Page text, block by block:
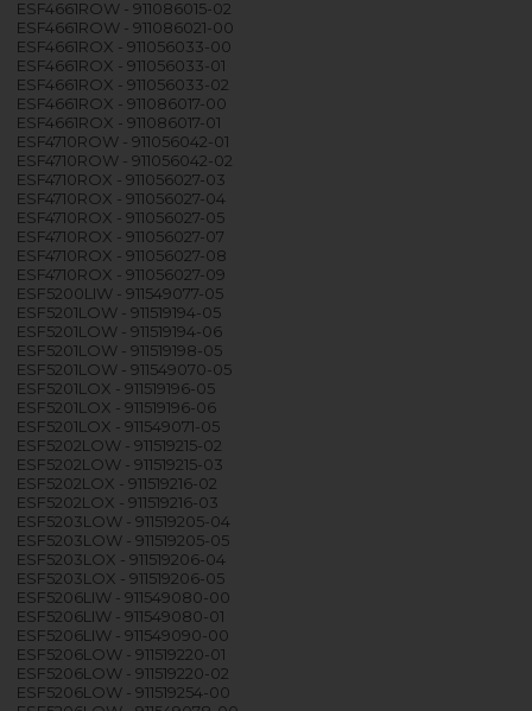
ESF4661ROW - 911086015-02
ESF4661ROW - 911086021-00
ESF4661ROX - 911056033-00
ESF4661ROX - 911056033-01
ESF4661ROX - 911056033-02
ESF4661ROX - 911086017-00
ESF4661ROX - 911086017-01
ESF4710ROW - 911056042-01
ESF4710ROW - 911056042-02
ESF4710ROX - 911056027-03
ESF4710ROX - 911056027-04
ESF4710ROX - 911056027-05
ESF4710ROX - 911056027-07
ESF4710ROX - 911056027-08
ESF4710ROX - 911056027-09
ESF5200LIW - 911549077-05
ESF5201LOW - 911519194-05
ESF5201LOW - 911519194-06
ESF5201LOW - 911519198-05
ESF5201LOW - 911549070-05
ESF5201LOX - 911519196-05
ESF5201LOX - 911519196-06
ESF5201LOX - 911549071-05
ESF5202LOW - 911519215-02
ESF5202LOW - 911519215-03
ESF5202LOX - 911519216-02
ESF5202LOX - 911519216-03
ESF5203LOW - 911519205-04
ESF5203LOW - 911519205-05
ESF5203LOX - 911519206-04
ESF5203LOX - 911519206-05
ESF5206LIW - 911549080-00
ESF5206LIW - 911549080-01
ESF5206LIW - 911549090-00
ESF5206LOW - 911519220-01
ESF5206LOW - 911519220-02
ESF5206LOW - 911519254-00